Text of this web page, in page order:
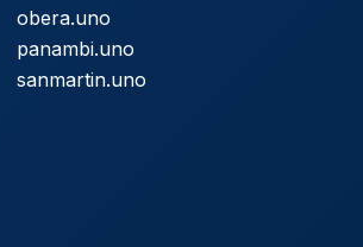
obera.uno
panambi.uno
sanmartin.uno